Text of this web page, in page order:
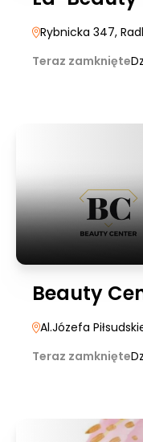
Rybnicka 347,
Teraz zamknięte
Beauty
Al.Józefa
Teraz zamknięte